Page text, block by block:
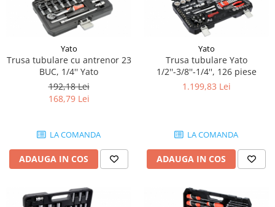
Piese Bourgouin
Piese Mosa
Piese Albaret
Piese Welte
Piese Schwind
Piese Schopf
Piese Rotair
Piese Porthos
Piese Maximal
Yato
Trusa tubulare cu antrenor 23
BUC, 1/4'' Yato
192,18 Lei
168,79 Lei
LA COMANDA
ADAUGA IN COS
Yato
Trusa tubulare Yato
1/2''-3/8''-1/4'', 126 piese
1.199,83 Lei
LA COMANDA
ADAUGA IN COS